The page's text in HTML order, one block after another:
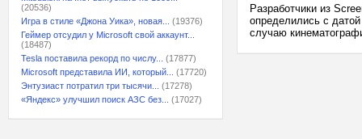
(20536)
Игра в стиле «Джона Уика», новая...
(19376)
Геймер отсудил у Microsoft свой аккаунт...
(18487)
Tesla поставила рекорд по числу...
(17877)
Microsoft представила ИИ, который...
(17720)
Энтузиаст потратил три тысячи...
(17278)
«Яндекс» улучшил поиск АЗС без...
(17027)
Разработчики из
определились с
случаю